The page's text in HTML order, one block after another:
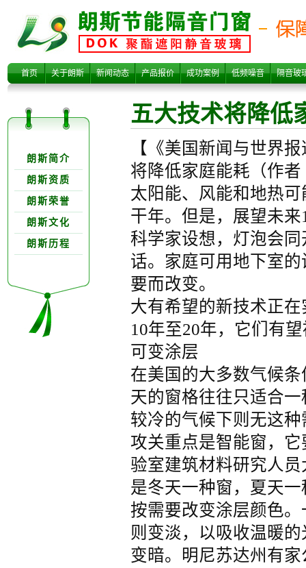
五大技术将降低
家庭能耗
首页 关于朗斯 新闻动态 产品报价 成功案例 低频噪音 隔音玻
五大技术将降低
【《美国新闻与世界
将降低家庭能耗（作者
太阳能、风能和地热
干年。但是，展望未
科学家设想，灯泡会
话。家庭可用地下室
要而改变。
大有希望的新技术正
10年至20年，它们有
可变涂层
在美国的大多数气候
天的窗格往往只适合
较冷的气候下则无这种
攻关重点是智能窗，
验室建筑材料研究人
是冬天一种窗，夏天
按需要改变涂层颜色
则变淡，以吸收温暖
变暗。明尼苏达州有
朗斯简介
朗斯资质
朗斯荣誉
朗斯文化
朗斯历程